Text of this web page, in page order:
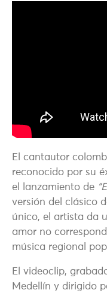
El cantautor
reconocido por su
el lanzamiento de
versión del clásico
único, el artista da
amor no
música regional
El videoclip,
Medellín y dirigido